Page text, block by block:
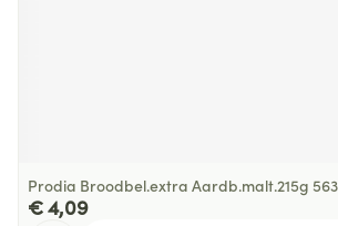
Prodia Broodbel.extra Aardb.malt.215g
€ 4,09